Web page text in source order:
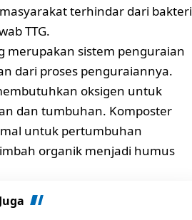
terhindar dari bakteri
TTG.
merupakan sistem penguraian
dari proses penguraiannya.
oksigen untuk
dan tumbuhan. Komposter
untuk pertumbuhan
organik menjadi humus